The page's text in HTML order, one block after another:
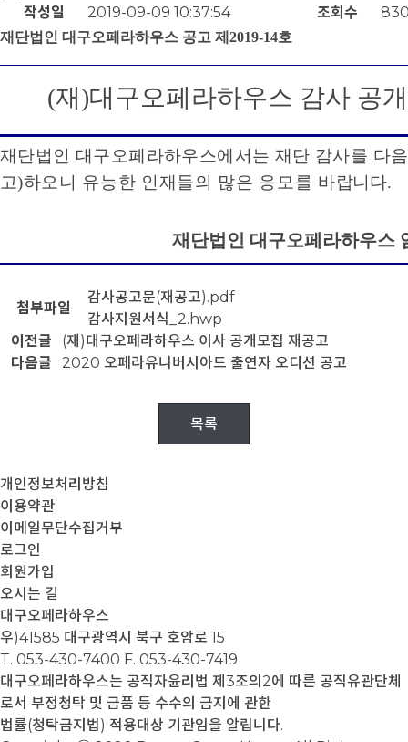
작성일
2019-09-09 10:37:54 조회수
재단법인 대구오페라하우스 공고 제 2019-14호
(재 )대구오페라하우스 감사 공
재단법인 대구오페라하우스에서는 재단 감사를 다
고)하오니 유능한 인재들의 많은 응모를 바랍니다.
재단법인 대구오페라하우스
첨부파일
감사공고문(재공고).pdf
감사지원서식_2.hwp
이전글
(재)대구오페라하우스 이사 공개모집 재공고
다음글
2020 오페라유니버시아드 출연자 오디션 공고
목록
개인정보처리방침
이용약관
이메일무단수집거부
로그인
회원가입
오시는 길
대구오페라하우스
우)41585 대구광역시 북구 호암로 15
T. 053-430-7400 F. 053-430-7419
대구오페라하우스는 공직자윤리법 제3조의2에 따른 공직유관단체
로서 부정청탁 및 금품 등 수수의 금지에 관한
법률(청탁금지법) 적용대상 기관임을 알립니다.